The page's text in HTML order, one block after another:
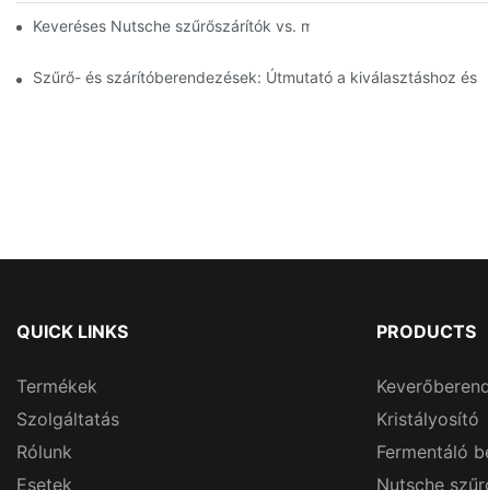
Keveréses Nutsche szűrőszárítók vs. más szárítási módszerek:
Szűrő- és szárítóberendezések: Útmutató a kiválasztáshoz és
QUICK LINKS
Termékek
Szolgáltatás
Rólunk
Esetek
PRODUCTS
Kristályosító
Fermentáló
Nutsche